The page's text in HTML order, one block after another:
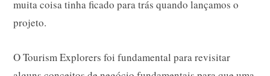
muita coisa tinha ficado para trás quando lançamos o
projeto.
O Tourism Explorers foi fundamental para revisitar